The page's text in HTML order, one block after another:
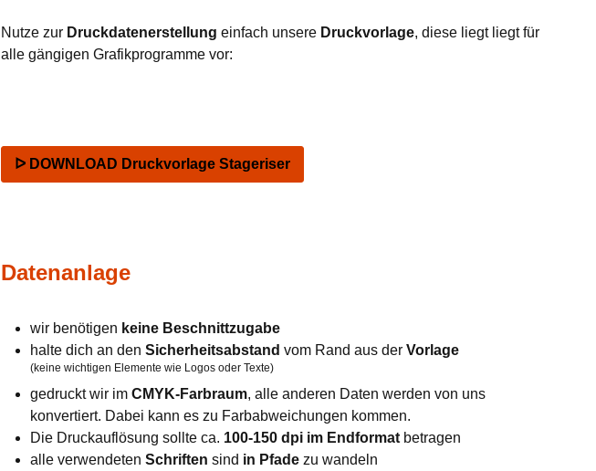
Nutze zur Druckdatenerstellung einfach unsere Druckvorlage, diese liegt liegt für
alle gängigen Grafikprogramme vor:
ᐅ DOWNLOAD Druckvorlage Stageriser
Datenanlage
wir benötigen keine Beschnittzugabe
halte dich an den Sicherheitsabstand vom Rand aus der Vorlage
(keine wichtigen Elemente wie Logos oder Texte)
gedruckt wir im CMYK-Farbraum, alle anderen Daten werden von uns
konvertiert. Dabei kann es zu Farbabweichungen kommen.
Die Druckauflösung sollte ca. 100-150 dpi im Endformat betragen
alle verwendeten Schriften sind in Pfade zu wandeln